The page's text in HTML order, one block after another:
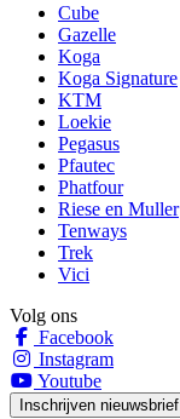
Cube
Gazelle
Koga
Koga Signature
KTM
Loekie
Pegasus
Pfautec
Phatfour
Riese en Muller
Tenways
Trek
Vici
Volg ons
Facebook
Instagram
Youtube
Inschrijven nieuwsbrief